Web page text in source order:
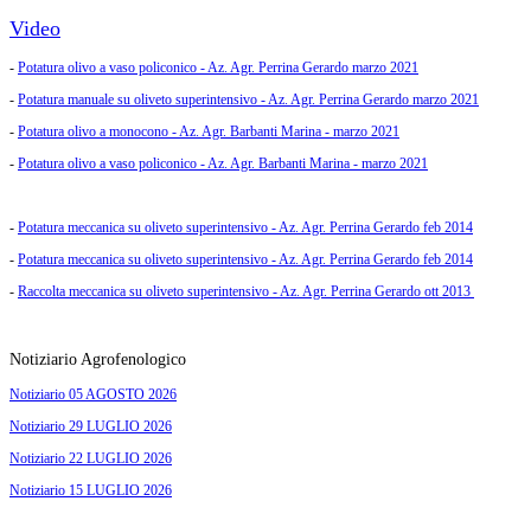
Video
- Potatura olivo a vaso policonico - Az. Agr. Perrina Gerardo marzo 2021
- Potatura manuale su oliveto superintensivo - Az. Agr. Perrina Gerardo marzo 2021
- Potatura olivo a monocono - Az. Agr. Barbanti Marina - marzo 2021
- Potatura olivo a vaso policonico - Az. Agr. Barbanti Marina - marzo 2021
- Potatura meccanica su oliveto superintensivo - Az. Agr. Perrina Gerardo feb 2014
- Potatura meccanica su oliveto superintensivo - Az. Agr. Perrina Gerardo feb 2014
- Raccolta meccanica su oliveto superintensivo - Az. Agr. Perrina Gerardo ott 2013
Notiziario Agrofenologico
Notiziario 05 AGOSTO 2026
Notiziario 29 LUGLIO 2026
Notiziario 22 LUGLIO 2026
Notiziario 15 LUGLIO 2026